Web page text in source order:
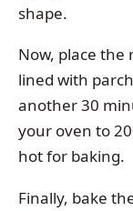
shape.
Now, place the
lined with
another 30
your oven to
hot for baking.
Finally, bake